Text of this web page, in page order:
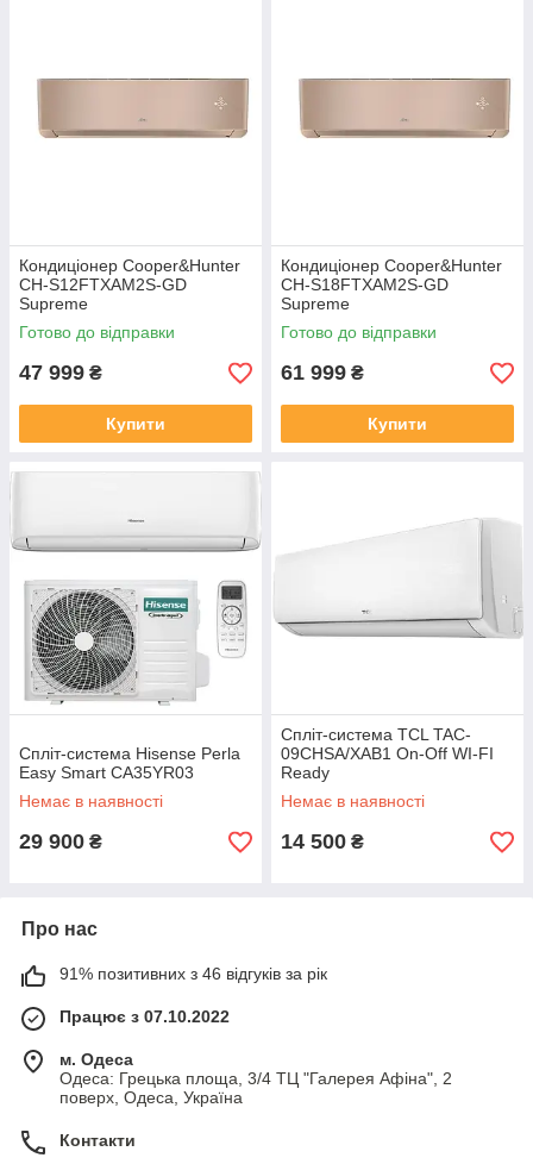
Кондиціонер Cooper&Hunter
CH-S12FTXAM2S-GD
Supreme
Готово до відправки
47 999 ₴
Купити
Кондиціонер Cooper&Hunter
CH-S18FTXAM2S-GD
Supreme
Готово до відправки
61 999 ₴
Купити
Спліт-система Hisense Perla
Easy Smart CA35YR03
Немає в наявності
29 900 ₴
Спліт-система TCL TAC-
09CHSA/XAB1 On-Off WI-FI
Ready
Немає в наявності
14 500 ₴
Про нас
91% позитивних з 46 відгуків за рік
Працює з 07.10.2022
м. Одеса
Одеса: Грецька площа, 3/4 ТЦ "Галерея Афіна", 2
поверх, Одеса, Україна
Контакти